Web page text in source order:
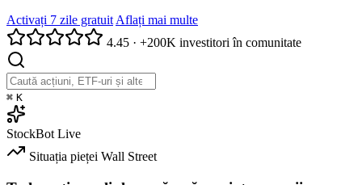
Activați 7 zile gratuit Aflați mai multe
4.45 · +200K investitori în comunitate
⌘ K
StockBot Live
Situația pieței Wall Street